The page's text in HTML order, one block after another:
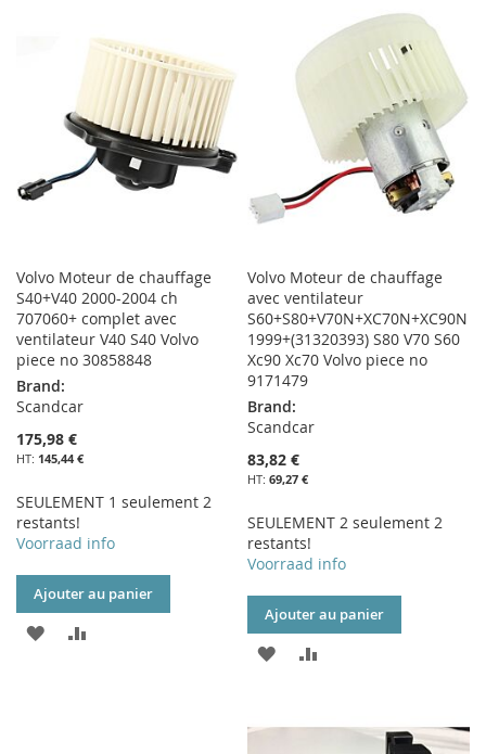
LISTE
D’ENVIE
COMPARATEUR
Volvo Moteur de chauffage
S40+V40 2000-2004 ch
707060+ complet avec
ventilateur V40 S40 Volvo
piece no 30858848
Brand:
Scandcar
175,98 €
145,44 €
SEULEMENT 1 seulement 2
restants!
Voorraad info
Ajouter au panier
AJOUTER
Volvo Moteur de chauffage
avec ventilateur
S60+S80+V70N+XC70N+XC90N
1999+(31320393) S80 V70 S60
Xc90 Xc70 Volvo piece no
9171479
Brand:
Scandcar
83,82 €
69,27 €
SEULEMENT 2 seulement 2
restants!
Voorraad info
Ajouter au panier
AJOUTER
MA
COMPARATEUR